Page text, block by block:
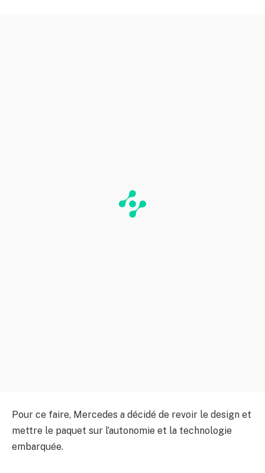
Pour ce faire, Mercedes a décidé de revoir le design et
mettre le paquet sur l’autonomie et la technologie
embarquée.